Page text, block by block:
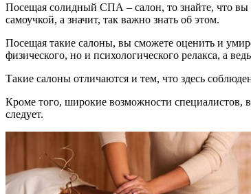
Посещая солидный СПА – салон, то знайте, что
самоучкой, а значит, так важно знать об этом.
Посещая такие салоны, вы сможете оценить и
физического, но и психологического релакса, а
Такие салоны отличаются и тем, что здесь
Кроме того, широкие возможности специалистов,
следует.